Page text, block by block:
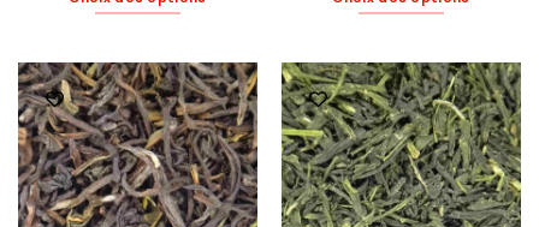
a
plusieurs
variations.
Les
options
peuvent
a
plusieurs
variations.
Les
options
peuvent